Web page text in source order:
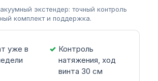
экстендер: точный контроль
комплект и поддержка.
уже в
Контроль
натяжения, ход
винта 30 см